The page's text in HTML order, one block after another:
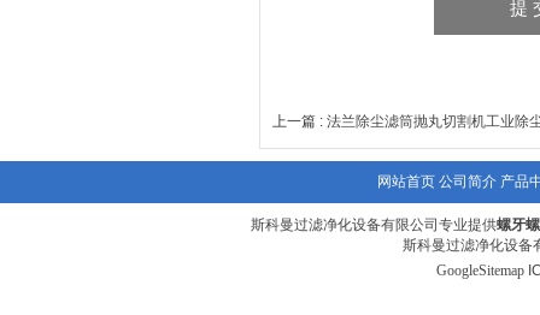
上一篇 : 法兰除尘滤筒抛丸切割机工业除
网站首页 公司简介 产品
斯科曼过滤净化设备有限公司专业提供螺牙
斯科曼过滤净化设备
GoogleSitemap